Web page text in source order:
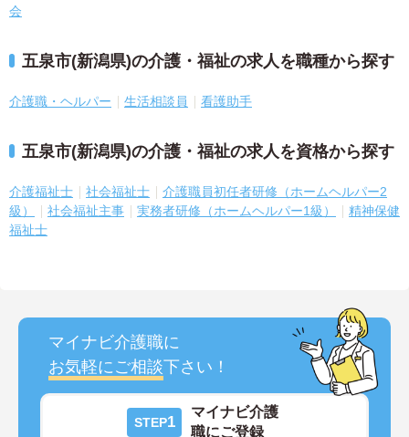
会
五泉市(新潟県)の介護・福祉の求人を職種から探す
介護職・ヘルパー 生活相談員 看護助手
五泉市(新潟県)の介護・福祉の求人を資格から探す
介護福祉士 社会福祉士
介護職員初任者研修（ホームヘルパー2
級）
社会福祉主事 実務者研修（ホームヘルパー1級）
精神保健
福祉士
マイナビ介護職に
お気軽にご相談下さい！
STEP1
マイナビ介護
職にご登録